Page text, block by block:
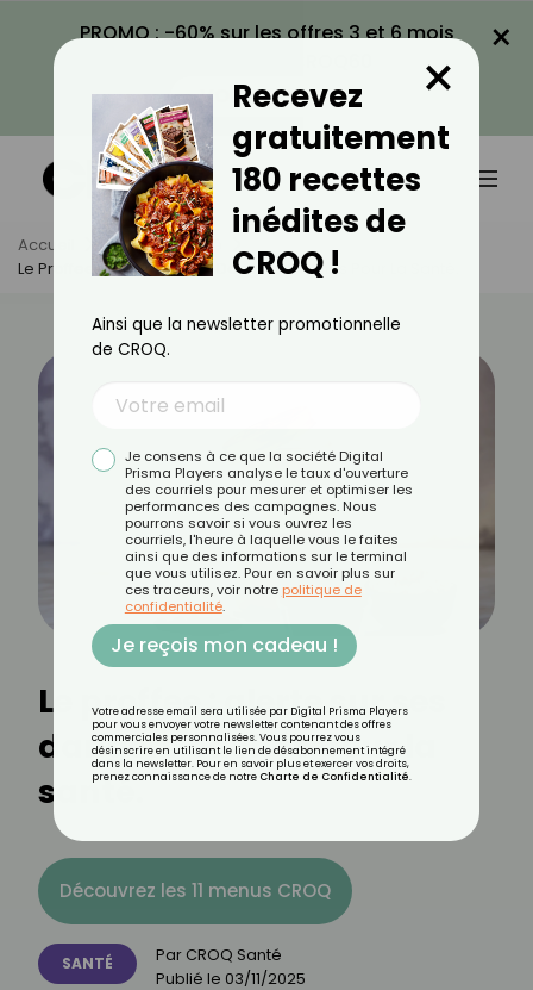
PROMO : -60% sur les offres 3 et 6 mois
VOIR LA PROMO
×
Accueil Actus
Santé
Le Proffee : Alerte Sur Ses Dangers Cachés Pour La Santé.
Le proffee : alerte sur ses
dangers cachés pour la
santé.
Découvrez les 11 menus CROQ
SANTÉ Par CROQ Santé
Publié le 03/11/2025
Recevez
gratuitement
180 recettes
inédites de
CROQ !
×
Ainsi que la newsletter promotionnelle
de CROQ.
Je consens à ce que la société Digital
Prisma Players analyse le taux d'ouverture
des courriels pour mesurer et optimiser les
performances des campagnes. Nous
pourrons savoir si vous ouvrez les
courriels, l'heure à laquelle vous le faites
ainsi que des informations sur le terminal
que vous utilisez. Pour en savoir plus sur
ces traceurs, voir notre politique de
confidentialité.
Je reçois mon cadeau !
Votre adresse email sera utilisée par Digital Prisma Players
pour vous envoyer votre newsletter contenant des offres
commerciales personnalisées. Vous pourrez vous
désinscrire en utilisant le lien de désabonnement intégré
dans la newsletter. Pour en savoir plus et exercer vos droits,
prenez connaissance de notre Charte de Confidentialité.